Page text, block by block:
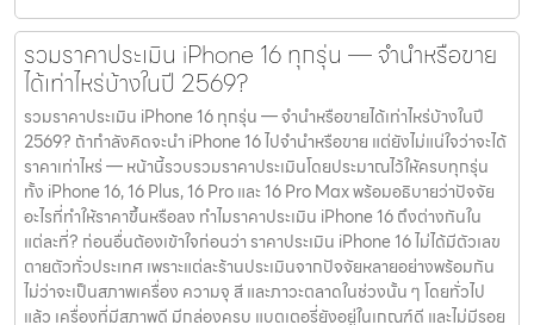
รวมราคาประเมิน iPhone 16 ทุกรุ่น — จำนำหรือขาย
ได้เท่าไหร่บ้างในปี 2569?
รวมราคาประเมิน iPhone 16 ทุกรุ่น — จำนำหรือขายได้เท่าไหร่บ้างในปี
2569? ถ้ากำลังคิดจะนำ iPhone 16 ไปจำนำหรือขาย แต่ยังไม่แน่ใจว่าจะได้
ราคาเท่าไหร่ — หน้านี้รวบรวมราคาประเมินโดยประมาณไว้ให้ครบทุกรุ่น
ทั้ง iPhone 16, 16 Plus, 16 Pro และ 16 Pro Max พร้อมอธิบายว่าปัจจัย
อะไรที่ทำให้ราคาขึ้นหรือลง ทำไมราคาประเมิน iPhone 16 ถึงต่างกันใน
แต่ละที่? ก่อนอื่นต้องเข้าใจก่อนว่า ราคาประเมิน iPhone 16 ไม่ได้มีตัวเลข
ตายตัวทั่วประเทศ เพราะแต่ละร้านประเมินจากปัจจัยหลายอย่างพร้อมกัน
ไม่ว่าจะเป็นสภาพเครื่อง ความจุ สี และภาวะตลาดในช่วงนั้น ๆ โดยทั่วไป
แล้ว เครื่องที่มีสภาพดี มีกล่องครบ แบตเตอรี่ยังอยู่ในเกณฑ์ดี และไม่มีรอย